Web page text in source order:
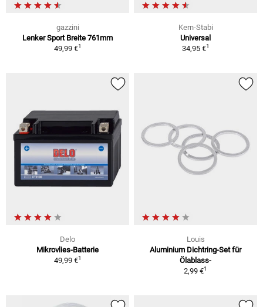
gazzini
Lenker Sport Breite 761mm
49,99 €1
Kern-Stabi
Universal
34,95 €1
Delo
Mikrovlies-Batterie
49,99 €1
Louis
Aluminium Dichtring-Set für
Ölablass-
2,99 €1